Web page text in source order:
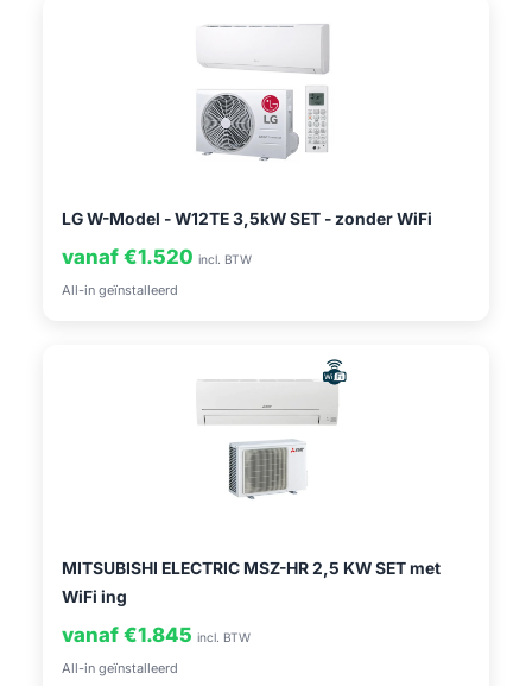
LG W-Model - W12TE 3,5kW SET - zonder WiFi
vanaf €1.520 incl. BTW
All-in geïnstalleerd
MITSUBISHI ELECTRIC MSZ-HR 2,5 KW SET met
WiFi ing
vanaf €1.845 incl. BTW
All-in geïnstalleerd